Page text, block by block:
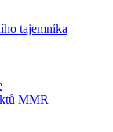
tajemníka
MMR